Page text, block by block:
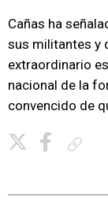
Cañas ha
sus militantes y
extraordinario
nacional de la
convencido de